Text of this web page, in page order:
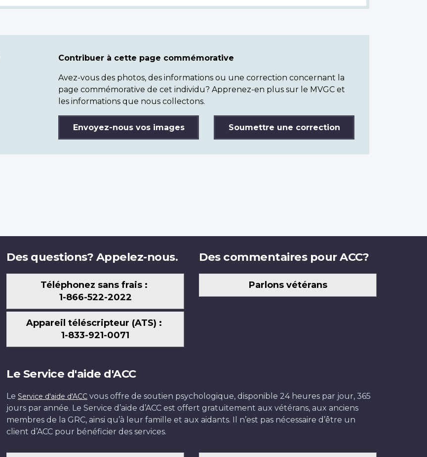
Contribuer à cette page commémorative
Avez-vous des photos, des informations ou une correction concernant la
page commémorative de cet individu? Apprenez-en plus sur le MVGC et
les informations que nous collectons.
Envoyez-nous vos images Soumettre une correction
Des questions? Appelez-nous.
Téléphonez sans frais :
1-866-522-2022
Appareil téléscripteur (ATS) :
1-833-921-0071
Des commentaires pour ACC?
Parlons vétérans
Le Service d'aide d'ACC
Le Service d'aide d'ACC vous offre de soutien psychologique, disponible 24 heures par jour, 365
jours par année. Le Service d’aide d’ACC est offert gratuitement aux vétérans, aux anciens
membres de la GRC, ainsi qu’à leur famille et aux aidants. Il n’est pas nécessaire d’être un
client d’ACC pour bénéficier des services.